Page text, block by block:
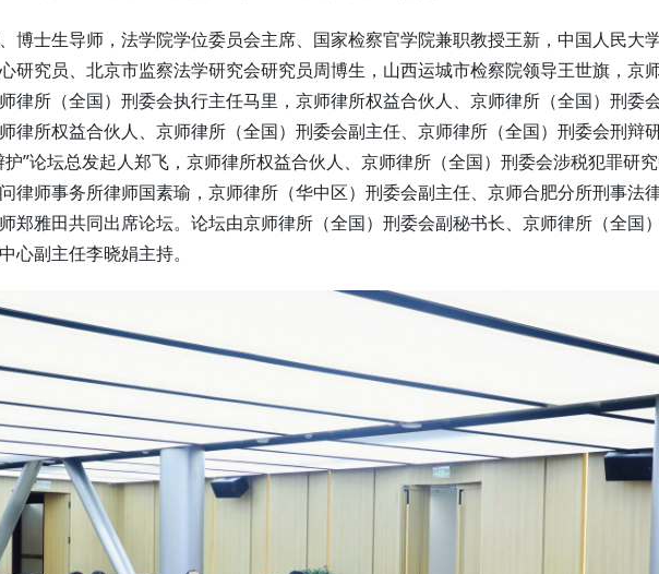
博士生导师，法学院学位委员会主席、国家检察官学院兼职教授王新，中国人民大
研究员、北京市监察法学研究会研究员周博生，山西运城市检察院领导王世旗，京
律所（全国）刑委会执行主任马里，京师律所权益合伙人、京师律所（全国）刑委
律所权益合伙人、京师律所（全国）刑委会副主任、京师律所（全国）刑委会刑辩
”论坛总发起人郑飞，京师律所权益合伙人、京师律所（全国）刑委会涉税犯罪研
律师事务所律师国素瑜，京师律所（华中区）刑委会副主任、京师合肥分所刑事法
郑雅田共同出席论坛。论坛由京师律所（全国）刑委会副秘书长、京师律所（全国
心副主任李晓娟主持。